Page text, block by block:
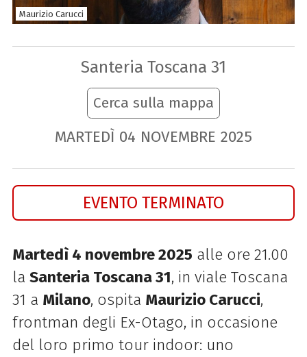
Maurizio Carucci
Santeria Toscana 31
Cerca sulla mappa
MARTEDÌ 04 NOVEMBRE 2025
EVENTO TERMINATO
Martedì 4 novembre 2025 alle ore 21.00
la Santeria Toscana 31, in viale Toscana
31 a Milano, ospita Maurizio Carucci,
frontman degli Ex-Otago, in occasione
del loro primo tour indoor: uno